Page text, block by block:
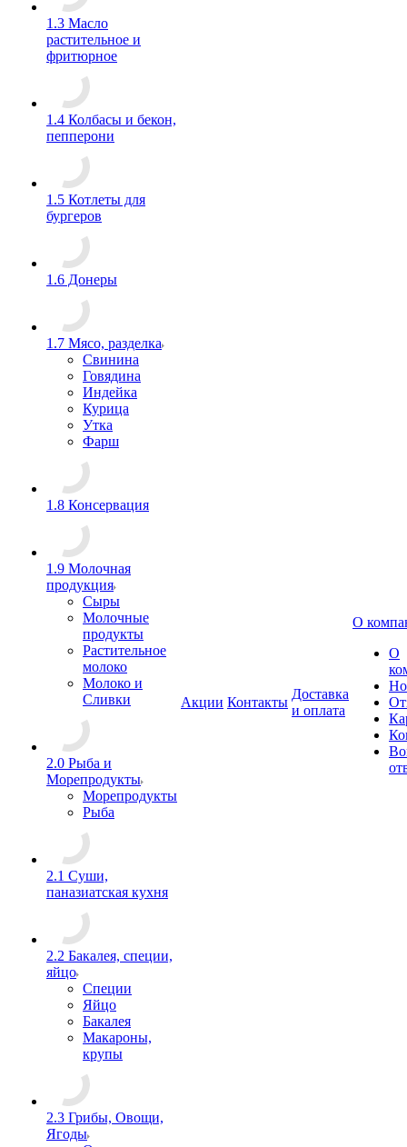
1.3 Масло
растительное и
фритюрное
1.4 Колбасы и бекон,
пепперони
1.5 Котлеты для
бургеров
1.6 Донеры
1.7 Мясо, разделка
Свинина
Говядина
Индейка
Курица
Утка
Фарш
1.8 Консервация
1.9 Молочная
продукция
Сыры
Молочные
продукты
Растительное
молоко
Молоко и
Сливки
2.0 Рыба и
Морепродукты
Морепродукты
Рыба
2.1 Суши,
паназиатская кухня
2.2 Бакалея, специи,
яйцо
Специи
Яйцо
Бакалея
Макароны,
крупы
2.3 Грибы, Овощи,
Ягоды
Акции Контакты
Доставка
и оплата
О
О